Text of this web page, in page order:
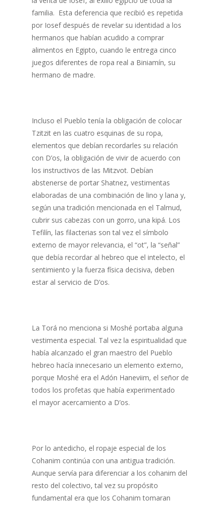
familia. Esta deferencia que recibió es repetida
por Iosef después de revelar su identidad a los
hermanos que habían acudido a comprar
alimentos en Egipto, cuando le entrega cinco
juegos diferentes de ropa real a Biniamín, su
hermano de madre.
Incluso el Pueblo tenía la obligación de colocar
Tzitzit en las cuatro esquinas de su ropa,
elementos que debían recordarles su relación
con D’os, la obligación de vivir de acuerdo con
los instructivos de las Mitzvot. Debían
abstenerse de portar Shatnez, vestimentas
elaboradas de una combinación de lino y lana y,
según una tradición mencionada en el Talmud,
cubrir sus cabezas con un gorro, una kipá. Los
Tefilín, las filacterias son tal vez el símbolo
externo de mayor relevancia, el “ot”, la “señal”
que debía recordar al hebreo que el intelecto, el
sentimiento y la fuerza física decisiva, deben
estar al servicio de D’os.
La Torá no menciona si Moshé portaba alguna
vestimenta especial. Tal vez la espiritualidad que
había alcanzado el gran maestro del Pueblo
hebreo hacía innecesario un elemento externo,
porque Moshé era el Adón Haneviim, el señor de
todos los profetas que había experimentado
el mayor acercamiento a D’os.
Por lo antedicho, el ropaje especial de los
Cohanim continúa con una antigua tradición.
Aunque servía para diferenciar a los cohanim del
resto del colectivo, tal vez su propósito
fundamental era que los Cohanim tomaran